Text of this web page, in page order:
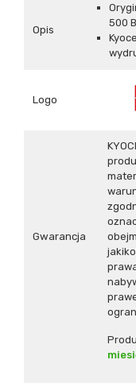
Opis
500
Logo
Gwarancja